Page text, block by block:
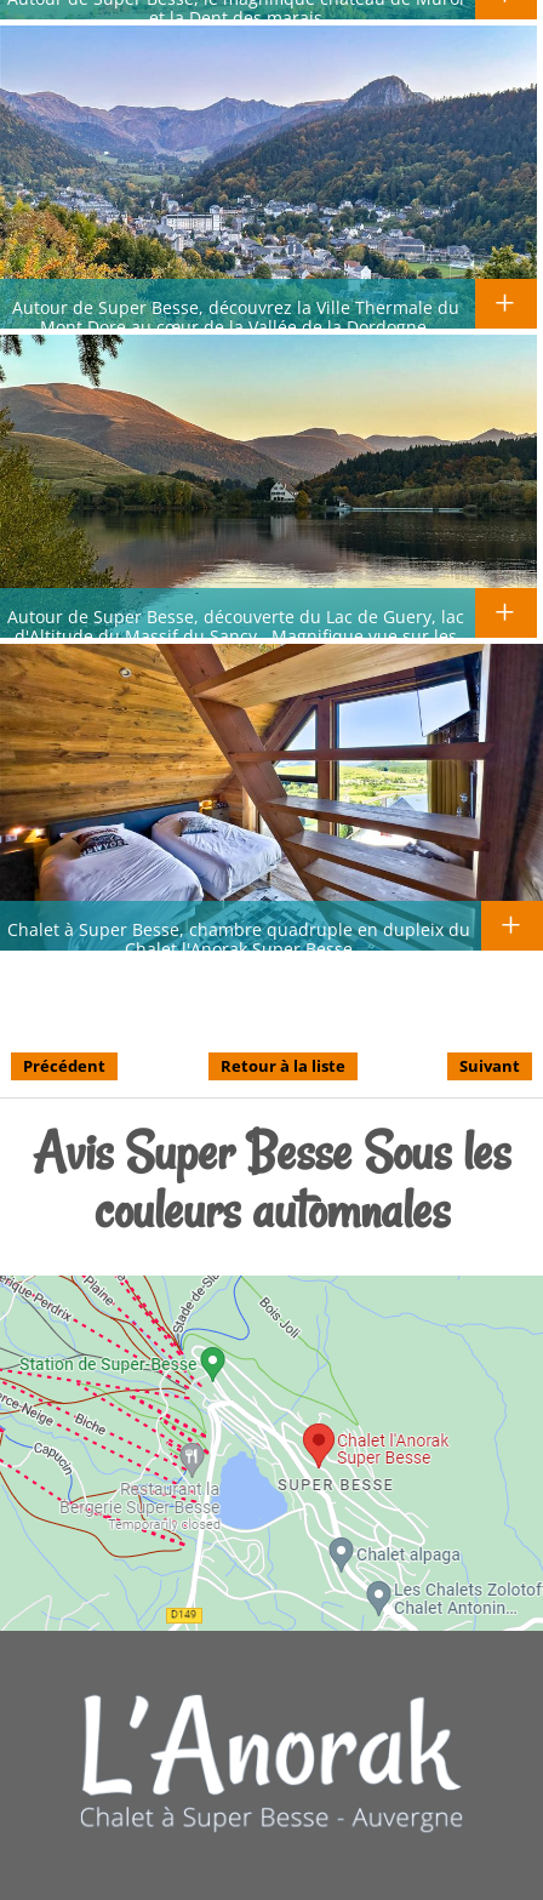
et la Dent des marais
Autour de Super Besse, découvrez la Ville Thermale du
Mont Dore au cœur de la Vallée de la Dordogne.
Autour de Super Besse, découverte du Lac de Guery, lac
d'Altitude du Massif du Sancy.. Magnifique vue sur les
crêtes du Massif du Sancy
Chalet à Super Besse, chambre quadruple en dupleix du
Chalet l'Anorak Super Besse
Précédent Retour à la liste Suivant
Avis Super Besse Sous les
couleurs automnales